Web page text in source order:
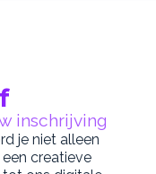
inschrijving
je niet alleen
creatieve